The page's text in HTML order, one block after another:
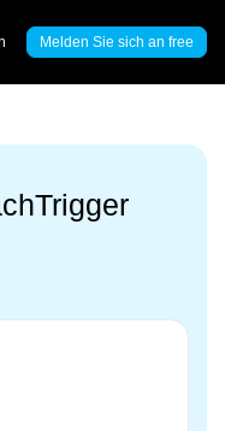
Melden Sie sich an